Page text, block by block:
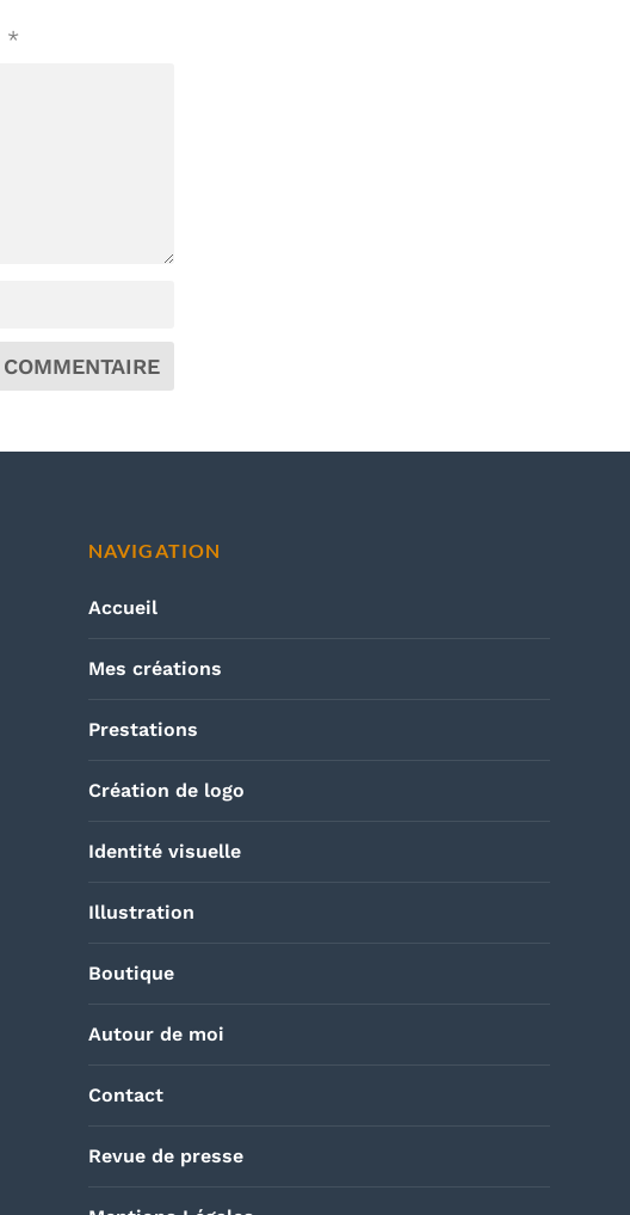
*
NAVIGATION
Accueil
Mes créations
Prestations
Création de logo
Identité visuelle
Illustration
Boutique
Autour de moi
Contact
Revue de presse